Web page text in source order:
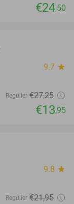
€24,50
9.7 star
Regulier €27,25
€13,95
9.8 star
Regulier €21,95